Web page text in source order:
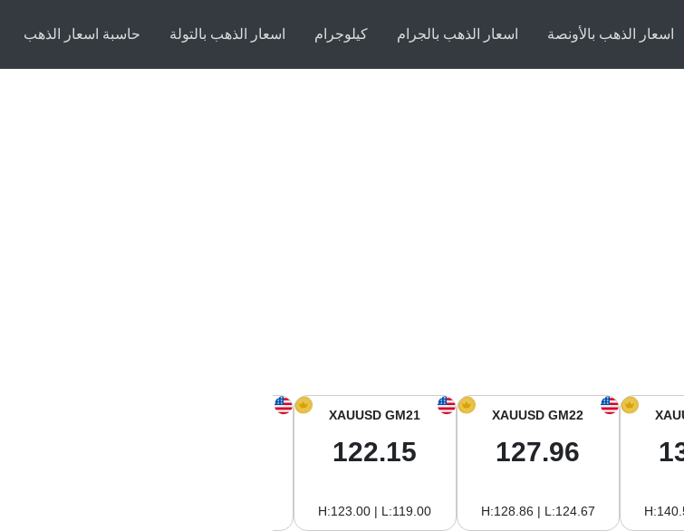
اسعار الذهب بالأونصة اسعار الذهب بالجرام كيلوجرام اسعار الذهب بالتولة حاسبة اسعار الذهب
XAUUSD GM22
127.96
H:128.86 | L:124.67
XAUUSD GM21
122.15
H:123.00 | L:119.00